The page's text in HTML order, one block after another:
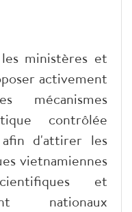
ministères et
activement
contrôlée
d'attirer les
vietnamiennes
et
nationaux